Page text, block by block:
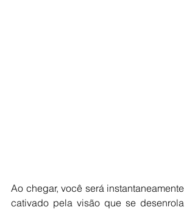
Ao chegar, você será instantaneamente
cativado pela visão que se desenrola